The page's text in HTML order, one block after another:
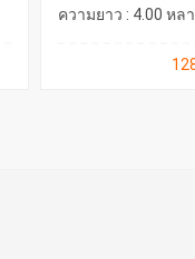
ความยาว : 4.00 หล